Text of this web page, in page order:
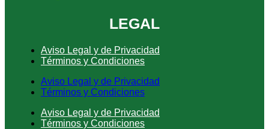
LEGAL
Aviso Legal y de Privacidad
Términos y Condiciones
Aviso Legal y de Privacidad
Términos y Condiciones
Aviso Legal y de Privacidad
Términos y Condiciones